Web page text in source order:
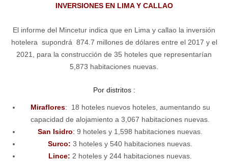
INVERSIONES EN LIMA Y CALLAO
El informe del Mincetur indica que en Lima y callao la inversión
hotelera supondrá 874.7 millones de dólares entre el 2017 y el
2021, para la construcción de 35 hoteles que representarían
5,873 habitaciones nuevas.
Por distritos :
Miraflores: 18 hoteles nuevos hoteles, aumentando su
capacidad de alojamiento a 3,067 habitaciones nuevas.
San Isidro: 9 hoteles y 1,598 habitaciones nuevas.
Surco: 3 hoteles y 540 habitaciones nuevas.
Lince: 2 hoteles y 244 habitaciones nuevas.